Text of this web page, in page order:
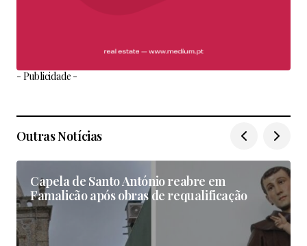
- Publicidade -
Outras Notícias
Capela de Santo António reabre em
Famalicão após obras de requalificação